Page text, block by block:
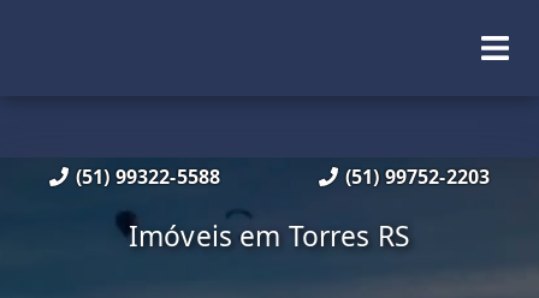
(51) 99322-5588 (51) 99752-2203
Imóveis em Torres RS